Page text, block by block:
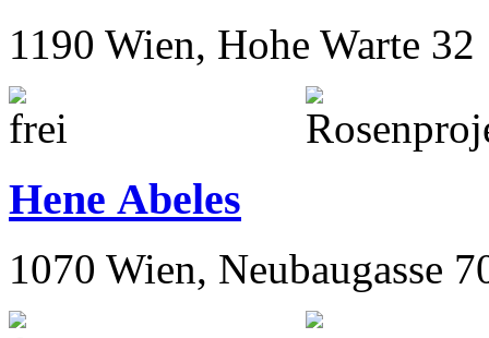
1190 Wien, Hohe Warte 32
Hene Abeles
1070 Wien, Neubaugasse